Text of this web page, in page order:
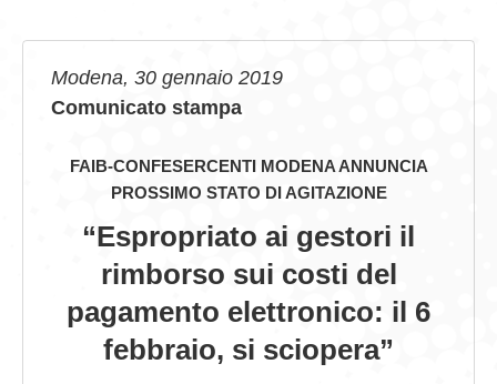
SERVIZI
GIOVEDÌ GASTRONOMICI
CONTATTI
Modena, 30 gennaio 2019
Comunicato stampa
FAIB-CONFESERCENTI MODENA ANNUNCIA
PROSSIMO STATO DI AGITAZIONE
“Espropriato ai gestori il
rimborso sui costi del
pagamento elettronico: il 6
febbraio, si sciopera”